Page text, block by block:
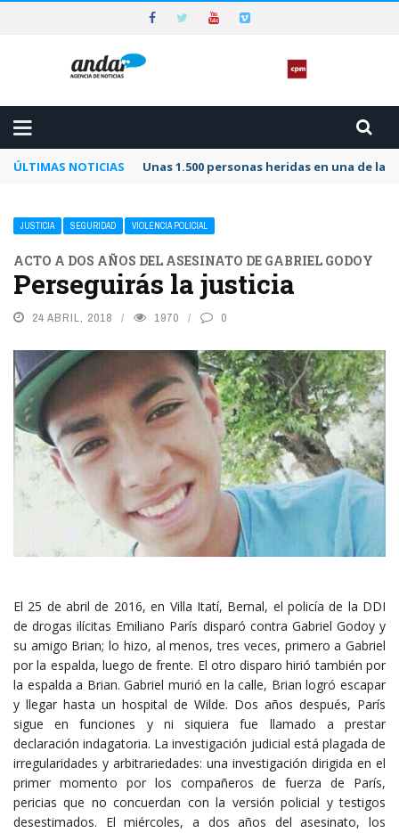
ÚLTIMAS NOTICIAS Unas 1.500 personas heridas en una de
JUSTICIA SEGURIDAD VIOLENCIA POLICIAL
ACTO A DOS AÑOS DEL ASESINATO DE GABRIEL GODOY
Perseguirás la justicia
24 ABRIL, 2018 1970 0
El 25 de abril de 2016, en Villa Itatí, Bernal, el policía de la DDI
de drogas ilícitas Emiliano París disparó contra Gabriel Godoy y
su amigo Brian; lo hizo, al menos, tres veces, primero a Gabriel
por la espalda, luego de frente. El otro disparo hirió también por
la espalda a Brian. Gabriel murió en la calle, Brian logró escapar
y llegar hasta un hospital de Wilde. Dos años después, París
sigue en funciones y ni siquiera fue llamado a prestar
declaración indagatoria. La investigación judicial está plagada de
irregularidades y arbitrariedades: una investigación dirigida en el
primer momento por los compañeros de fuerza de París,
pericias que no concuerdan con la versión policial y testigos
desestimados. El miércoles, a dos años del asesinato, los